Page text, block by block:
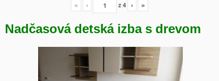
« ‹ z4 › »
Nadčasová detská izba s drevom